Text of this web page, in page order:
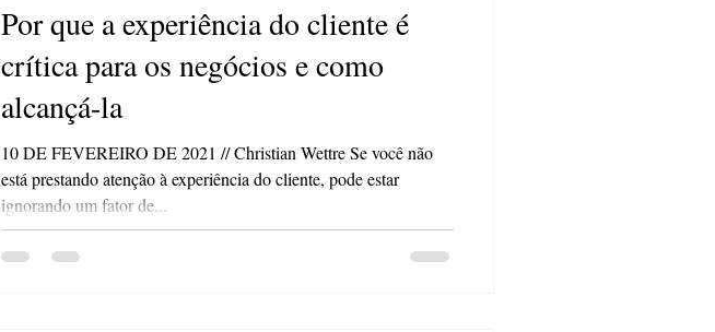
Por que a experiência do cliente é
crítica para os negócios e como
alcançá-la
10 DE FEVEREIRO DE 2021 // Christian Wettre Se você não
está prestando atenção à experiência do cliente, pode estar
ignorando um fator de...